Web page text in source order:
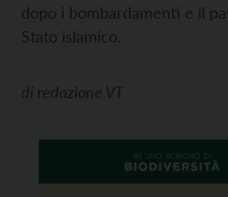
dopo i bombardamenti e il
Stato islamico.
di redazione VT